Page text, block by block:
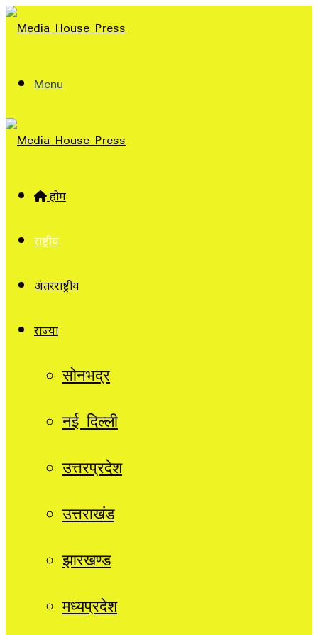
Menu
होम
राष्ट्रीय
अंतरराष्ट्रीय
राज्यों
सोनभद्र
नई दिल्ली
उत्तरप्रदेश
उत्तराखंड
झारखण्ड
मध्यप्रदेश